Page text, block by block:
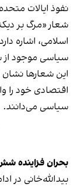
نفوذ ایالات
شعار «مرگ بر
اسلامی، اشاره
سیاسی موجود از
این شعارها نشان
اقتصادی خود را
سیاسی می‌دانند.
بحران فزاینده
بیدالله‌خانی در